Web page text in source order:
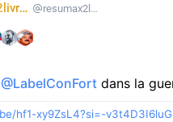
Brice2livres resumax2livres
@LabelConFort dans la
hf1-xy9ZsL4?si=-